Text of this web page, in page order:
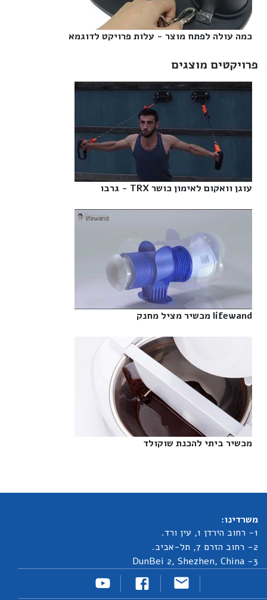
כמה עולה לפתח מוצר - עלות פרויקט לדוגמא‎
פרויקטים מוצגים
עוגן וואקום לאימון כושר TRX - גרבו‎
lifewand מכשיר מציל מחנק‎
מכשיר ביתי להכנת שוקולד‎
משרדינו:
1- רחוב הירדן 1, עין ורד.
2- רחוב הזרם 7, תל-אביב.
3- DunBei 2, Shezhen, China